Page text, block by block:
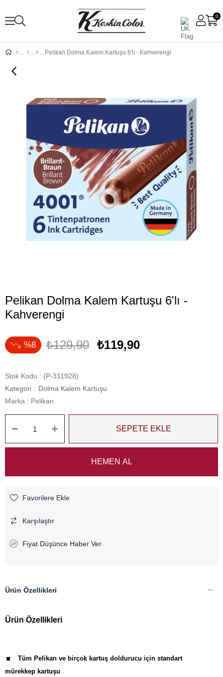
0
Pelikan Dolma Kalem Kartuşu 6'lı - Kahverengi
Pelikan Dolma Kalem Kartuşu 6'lı -
Kahverengi
8 ₺129,90 ₺119,90
Stok Kodu
(P-311928)
Kategori : Dolma Kalem Kartuşu
Marka : Pelikan
Favorilere Ekle
Karşılaştır
Fiyat Düşünce Haber Ver
Ürün Özellikleri
Ürün Özellikleri
.
Tüm Pelikan ve birçok kartuş doldurucu için standart
mürekkep kartuşu